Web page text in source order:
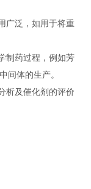
广泛，如用于将重
制药过程，例如芳
间体的生产。
析及催化剂的评价